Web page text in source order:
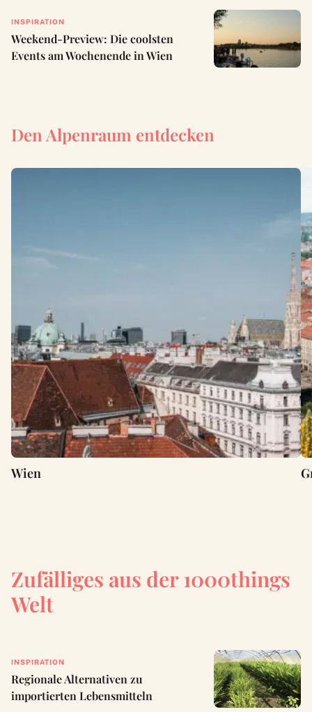
INSPIRATION
Weekend-Preview: Die coolsten
Events am Wochenende in Wien
Den Alpenraum entdecken
Wien
Zufälliges aus der 1000things
Welt
INSPIRATION
Regionale Alternativen zu
importierten Lebensmitteln